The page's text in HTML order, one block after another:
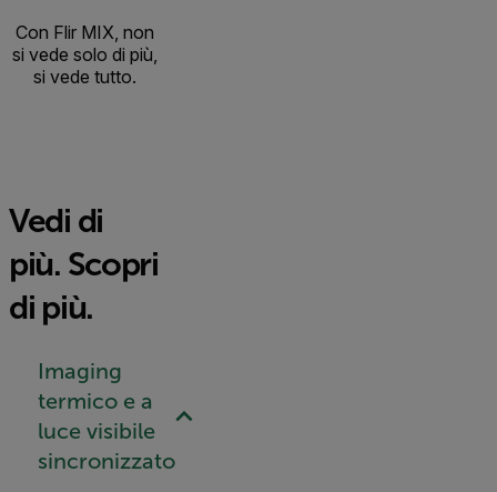
Con Flir MIX, non
si vede solo di più,
si vede tutto.
Vedi di
più. Scopri
di più.
Imaging
termico e a
luce visibile
sincronizzato